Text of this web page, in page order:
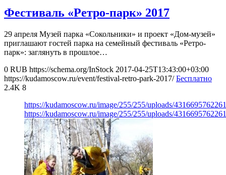
Фестиваль «Ретро-парк» 2017
29 апреля Музей парка «Сокольники» и проект «Дом-музей»
приглашают гостей парка на семейный фестиваль «Ретро-
парк»: заглянуть в прошлое…
0 RUB https://schema.org/InStock 2017-04-25T13:43:00+03:00
https://kudamoscow.ru/event/festival-retro-park-2017/ Бесплатно
2.4K 8
https://kudamoscow.ru/image/255/255/uploads/
https://kudamoscow.ru/image/255/255/uploads/